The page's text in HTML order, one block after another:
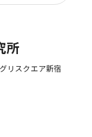
所
リスクエア新宿